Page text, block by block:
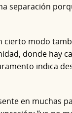
separación
modo
donde hay
indica
en muchas